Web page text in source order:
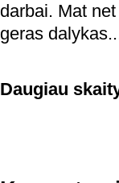
darbai. Mat
geras
Daugiau